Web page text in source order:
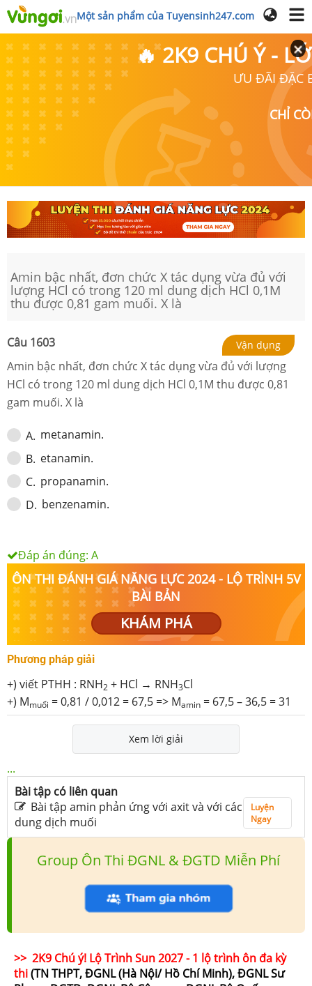
Một sản phẩm của Tuyensinh247.com
🔥 2K9 CHÚ Ý -
ƯU ĐÃI ĐẶC
CHỈ
Amin bậc nhất, đơn chức X tác dụng vừa đủ với
lượng HCl có trong 120 ml dung dịch HCl 0,1M
thu được 0,81 gam muối. X là
Câu 1603 Vận dụng
Amin bậc nhất, đơn chức X tác dụng vừa đủ với lượng
HCl có trong 120 ml dung dịch HCl 0,1M thu được 0,81
gam muối. X là
A. metanamin.
B. etanamin.
C. propanamin.
D. benzenamin.
Đáp án đúng: A
ÔN THI ĐÁNH GIÁ NĂNG LỰC 2024 - LỘ TRÌNH 5V
BÀI BẢN
KHÁM PHÁ
Phương pháp giải
+) viết PTHH : RNH2 + HCl → RNH3Cl
+) Mmuối = 0,81 / 0,012 = 67,5 => Mamin = 67,5 – 36,5 = 31
Xem lời giải
...
Bài tập có liên quan
Bài tập amin phản ứng với axit và với các
dung dịch muối
Luyện
Ngay
Group Ôn Thi ĐGNL & ĐGTD Miễn Phí
>> 2K9 Chú ý! Lộ Trình Sun 2027 - 1 lộ trình ôn đa kỳ
thi(TN THPT, ĐGNL (Hà Nội/ Hồ Chí Minh), ĐGNL Sư